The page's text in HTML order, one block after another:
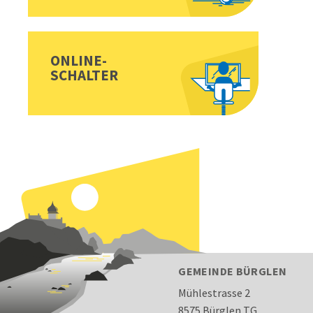
ONLINE-
SCHALTER
FOOTER
GEMEINDE BÜRGLEN
Mühlestrasse 2